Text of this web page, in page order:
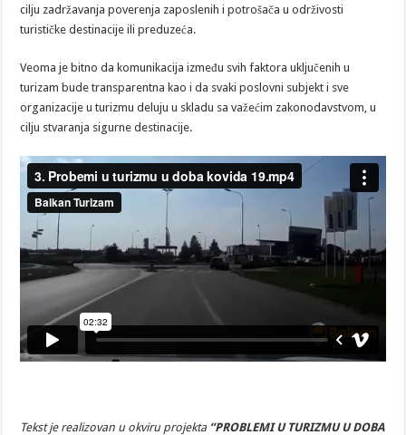
cilju zadržavanja poverenja zaposlenih i potrošača u održivosti
turističke destinacije ili preduzeća.
Veoma je bitno da komunikacija između svih faktora uključenih u
turizam bude transparentna kao i da svaki poslovni subjekt i sve
organizacije u turizmu deluju u skladu sa važećim zakonodavstvom, u
cilju stvaranja sigurne destinacije.
Tekst je realizovan u okviru projekta “PROBLEMI U TURIZMU U DOBA